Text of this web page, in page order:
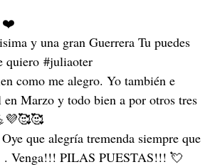
y una gran Guerrera Tu puedes
quiero #juliaoter
como me alegro. Yo también e
Marzo y todo bien a por otros tres
que alegría tremenda siempre que
. Venga!!! PILAS PUESTAS!!! 💘